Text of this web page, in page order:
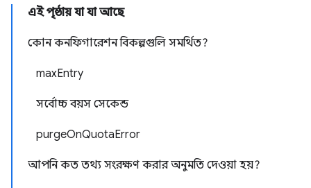
এই পৃষ্ঠায় যা যা আছে
কোন কনফিগারেশন বিকল্পগুলি সমর্থিত?
maxEntry
সর্বোচ্চ বয়স সেকেন্ড
purgeOnQuotaError
আপনি কত তথ্য সংরক্ষণ করার অনুমতি দেওয়া হয়?